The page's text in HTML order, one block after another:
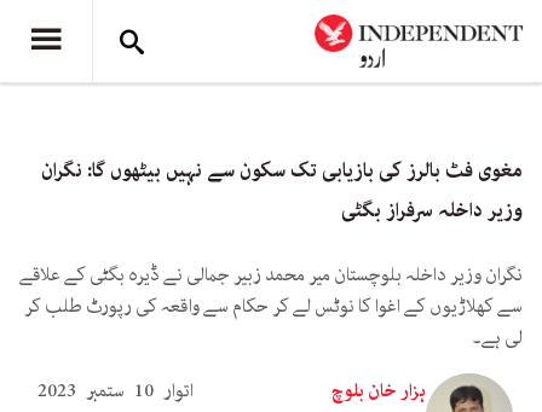
مغوی فٹ بالرز کی بازیابی تک سکون سے نہیں بیٹھوں گا: نگران
وزیر داخلہ سرفراز بگٹی
نگران وزیر داخلہ بلوچستان میر محمد زبیر جمالی نے ڈیرہ بگٹی کے علاقے
سے کھلاڑیوں کے اغوا کا نوٹس لے کر حکام سے واقعہ کی رپورٹ طلب کر
لی ہے۔
ہزار خان بلوچ
اتوار 10 ستمبر 2023